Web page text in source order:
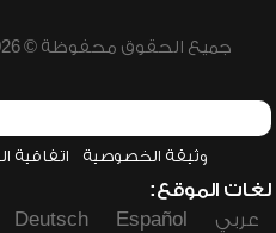
جميع الحقوق محفوظة © 2026 - 1998 لشبكة إسلام ويب
وثيقة الخصوصية اتفاقية
لغات الموقع:
عربي
Español
Deutsch